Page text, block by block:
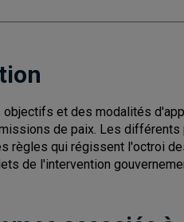
et des modalités
de paix. Les
règles qui régissent l'octroi
de l'intervention